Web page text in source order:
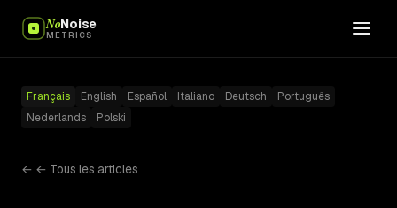
NoNoise
METRICS
Français English Español Italiano Deutsch
Português
Nederlands
Polski
← ← Tous les articles